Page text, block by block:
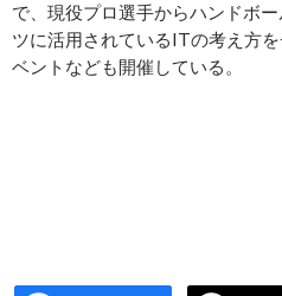
で、現役プロ選手からハンドボ
ツに活用されているITの考え方
ベントなども開催している。